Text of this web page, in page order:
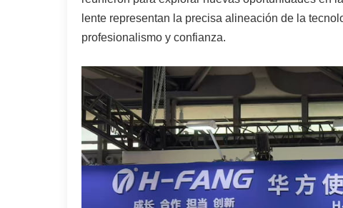
lente representan la precisa alineación de la
profesionalismo y confianza.